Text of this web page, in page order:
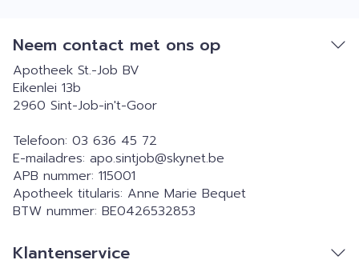
Neem contact met ons op
Apotheek St.-Job BV
Eikenlei 13b
2960 Sint-Job-in't-Goor
Telefoon: 03 636 45 72
E-mailadres: apo.sintjob@skynet.be
APB nummer: 115001
Apotheek titularis: Anne Marie Bequet
BTW nummer: BE0426532853
Klantenservice